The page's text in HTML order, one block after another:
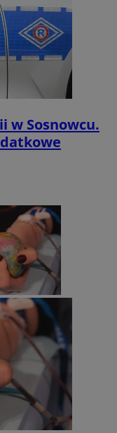
w Sosnowcu.